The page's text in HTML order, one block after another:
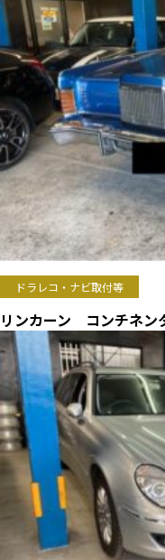
ドラレコ・ナビ取付等
リンカーン コンチネ